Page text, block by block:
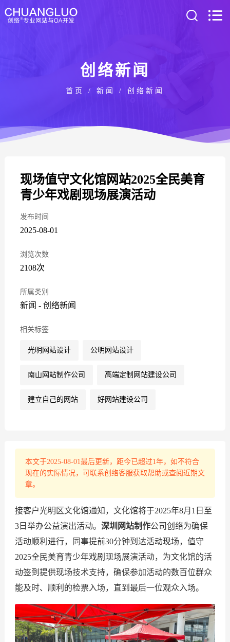
创络新闻
首页 / 新闻 / 创络新闻
现场值守文化馆网站2025全民美育
青少年戏剧现场展演活动
发布时间
2025-08-01
浏览次数
2108次
所属类别
新闻 - 创络新闻
相关标签
光明网站设计 公明网站设计
南山网站制作公司 高端定制网站建设公司
建立自己的网站 好网站建设公司
本文于2025-08-01最后更新，距今已超过1年，如不符合
现在的实际情况，可联系创络客服获取帮助或查阅近期文
章。
接客户光明区文化馆通知，文化馆将于2025年8月1日至
3日举办公益演出活动。 深圳网站制作公司创络为确保
活动顺利进行，同事提前30分钟到达活动现场，值守
2025全民美育青少年戏剧现场展演活动，为文化馆的活
动签到提供现场技术支持，确保参加活动的数百位群众
能及时、顺利的检票入场，直到最后一位观众入场。